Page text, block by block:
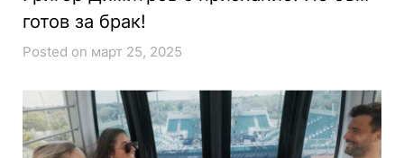
готов за брак!
Posted on март 25, 2025